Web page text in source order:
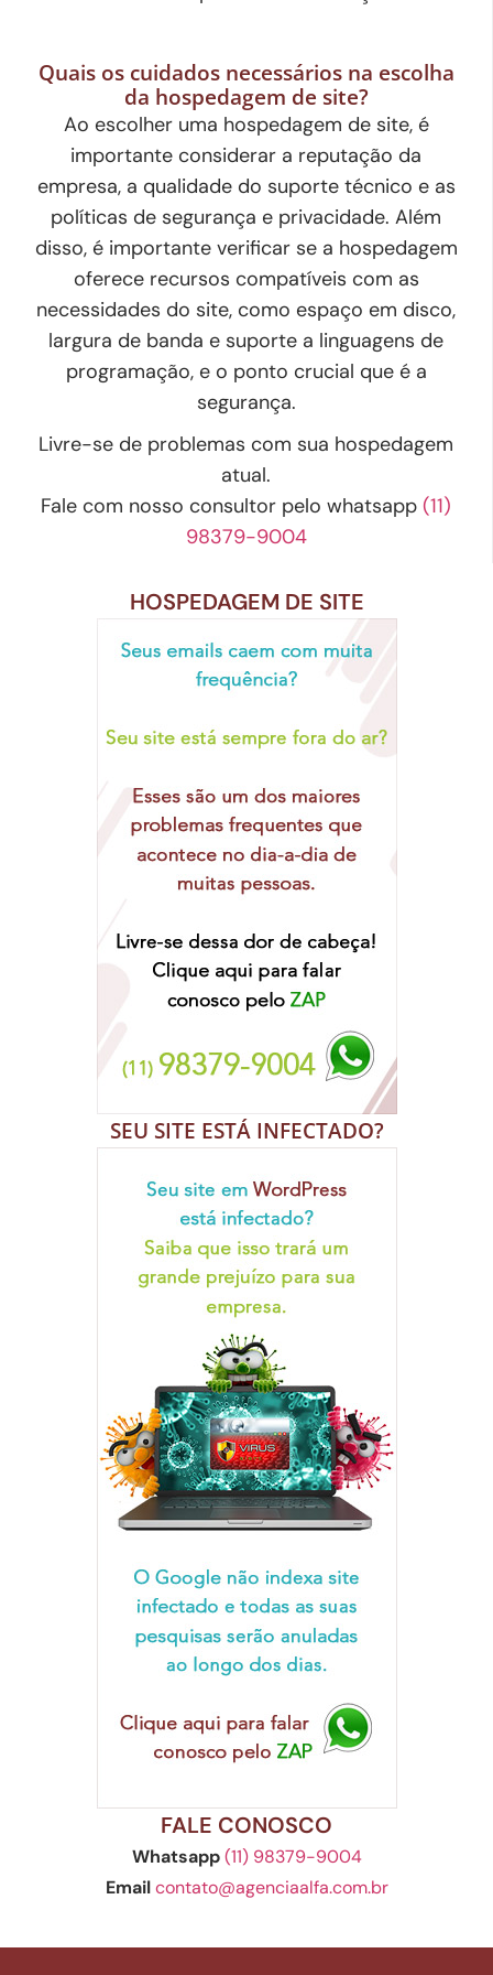
Quais os cuidados necessários na escolha
da hospedagem de site?
Ao escolher uma hospedagem de site, é
importante considerar a reputação da
empresa, a qualidade do suporte técnico e as
políticas de segurança e privacidade. Além
disso, é importante verificar se a hospedagem
oferece recursos compatíveis com as
necessidades do site, como espaço em disco,
largura de banda e suporte a linguagens de
programação, e o ponto crucial que é a
segurança.
Livre-se de problemas com sua hospedagem
atual.
Fale com nosso consultor pelo whatsapp (11)
98379-9004
HOSPEDAGEM DE SITE
SEU SITE ESTÁ INFECTADO?
FALE CONOSCO
Whatsapp (11) 98379-9004
Email contato@agenciaalfa.com.br